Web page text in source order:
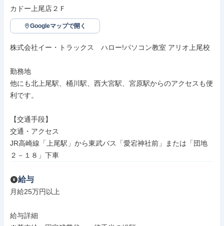
カドー上尾店２Ｆ
Googleマップで開く
株式会社イー・トラックス　ハロー!パソコン教室 アリオ上尾校
勤務地
他にも北上尾駅、桶川駅、西大宮駅、宮原駅からのアクセスも便
利です。
【交通手段】
交通・アクセス
JR高崎線「上尾駅」から東武バス「愛宕神社前」または「団地
２－１８」下車
給与
月給25万円以上
給与詳細